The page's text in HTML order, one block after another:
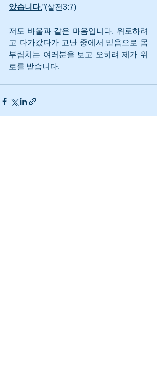
았습니다.”(살전3:7)
저도 바울과 같은 마음입니다. 위로하려
고 다가갔다가 고난 중에서 믿음으로 몸
부림치는 여러분을 보고 오히려 제가 위
로를 받습니다.